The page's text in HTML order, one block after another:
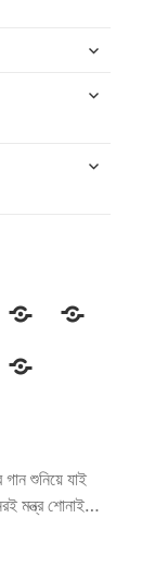
expand
menu
expand
expand
জেলা/
সংবাদ
ENGLISH
শুনিয়ে যাই
মন্ত্র শোনাই…